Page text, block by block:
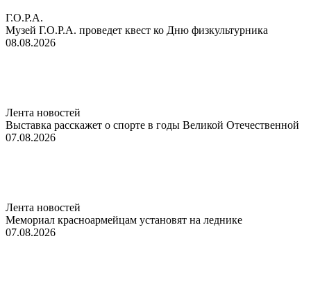
Г.О.Р.А.
Музей Г.О.Р.А. проведет квест ко Дню физкультурника
08.08.2026
Лента новостей
Выставка расскажет о спорте в годы Великой Отечественной
07.08.2026
Лента новостей
Мемориал красноармейцам установят на леднике
07.08.2026